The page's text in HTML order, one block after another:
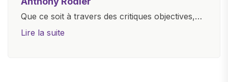
Que ce soit à travers des critiques objectives,
des guides d'achat ou des analyses
Lire la suite